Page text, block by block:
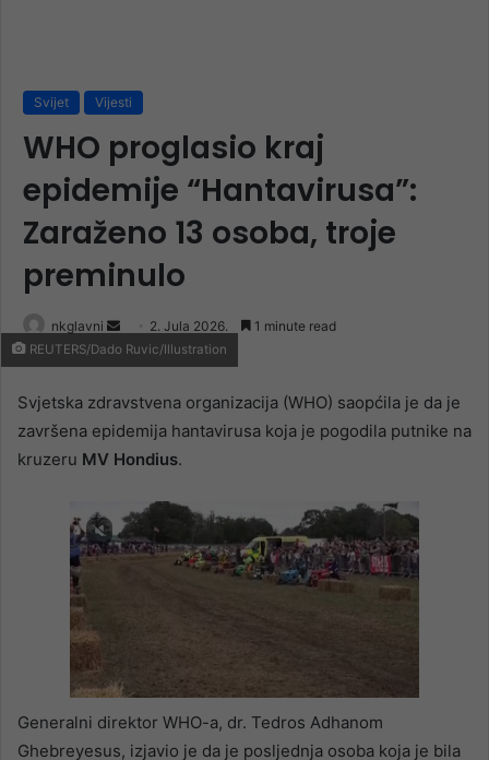
Svijet Vijesti
WHO proglasio kraj
epidemije “Hantavirusa”:
Zaraženo 13 osoba, troje
preminulo
nkglavni
Send
an
2. Jula 2026. 1 minute read
REUTERS/Dado Ruvic/Illustration
Svjetska zdravstvena organizacija (WHO) saopćila je da je
završena epidemija hantavirusa koja je pogodila putnike na
kruzeru MV Hondius.
Generalni direktor WHO-a, dr. Tedros Adhanom
Ghebreyesus, izjavio je da je posljednja osoba koja je bila